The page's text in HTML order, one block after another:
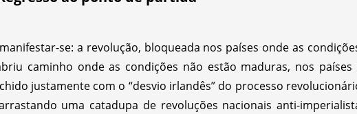
se: a revolução, bloqueada nos países onde as
caminho onde as condições não estão maduras, nos países
justamente com o “desvio irlandês” do processo
uma catadupa de revoluções nacionais anti-